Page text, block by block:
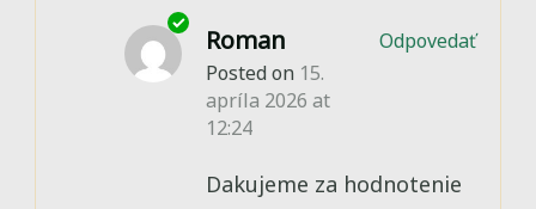
Roman
Posted on 15.
apríla 2026 at
12:24
Odpovedať
Dakujeme za hodnotenie